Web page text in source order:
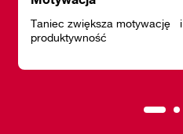
Taniec zwiększa motywację i
produktywność